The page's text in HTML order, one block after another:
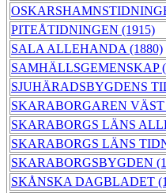
PITEÅTIDNINGEN (1915)
SALA ALLEHANDA (1880)
SAMHÄLLSGEMENSKAP
SJUHÄRADSBYGDENS
SKARABORGAREN VÄST
SKARABORGS LÄNS
SKARABORGS LÄNS
SKARABORGSBYGDEN
SKÅNSKA DAGBLADET